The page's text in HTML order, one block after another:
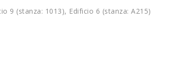
9 (stanza: 1013), Edificio 6 (stanza: A215)